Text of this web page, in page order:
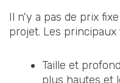
Il n'y a pas de prix
projet. Les principaux
Taille et
plus hautes et